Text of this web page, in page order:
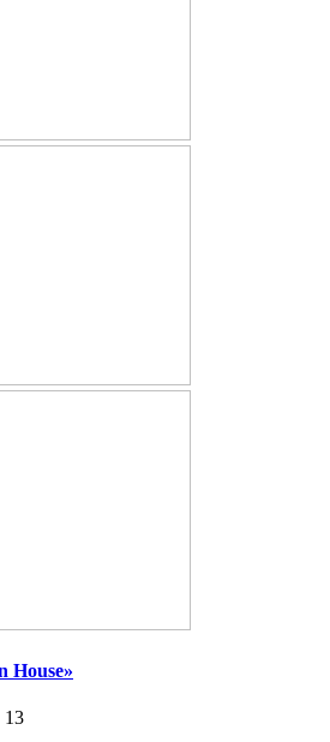
House»
13